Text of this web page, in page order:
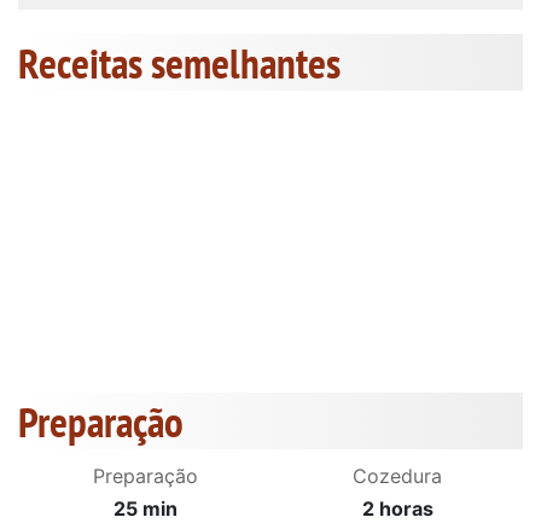
Receitas semelhantes
Preparação
Preparação
25 min
Cozedura
2 horas